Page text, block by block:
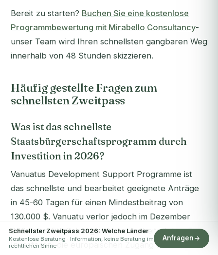
Bereit zu starten? Buchen Sie eine kostenlose
Programmbewertung mit Mirabello Consultancy-
unser Team wird Ihren schnellsten gangbaren Weg
innerhalb von 48 Stunden skizzieren.
Häufig gestellte Fragen zum
schnellsten Zweitpass
Was ist das schnellste
Staatsbürgerschaftsprogramm durch
Investition in 2026?
Vanuatus Development Support Programme ist
das schnellste und bearbeitet geeignete Anträge
in 45-60 Tagen für einen Mindestbeitrag von
130.000 $. Vanuatu verlor jedoch im Dezember
2024 den EU-Schengen-Visumfreiheitsstatus. Für
Investoren, die europäischen Zugang benötigen,
Schnellster Zweitpass 2026: Welche Länder
Kostenlose Beratung · Information, keine Beratung im
rechtlichen Sinne
Anfragen